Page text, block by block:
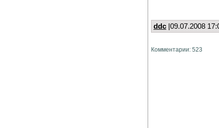
ddc |09.07.2008
Комментарии: 523